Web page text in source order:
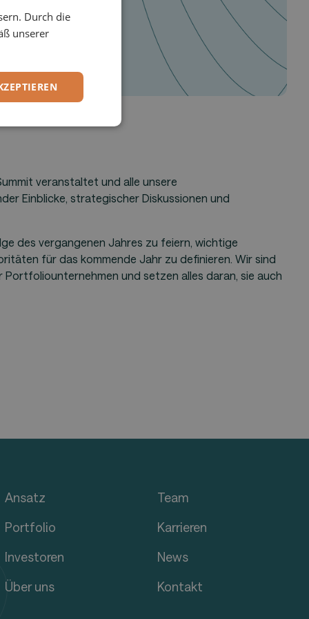
veranstaltet und alle unsere
Einblicke, strategischer Diskussionen und
des vergangenen Jahres zu feiern, wichtige
für das kommende Jahr zu definieren. Wir sind
und setzen alles daran, sie auch
Ansatz
Portfolio
Investoren
Über uns
Team
Karrieren
News
Kontakt
ENGLISH
Durch die
unserer